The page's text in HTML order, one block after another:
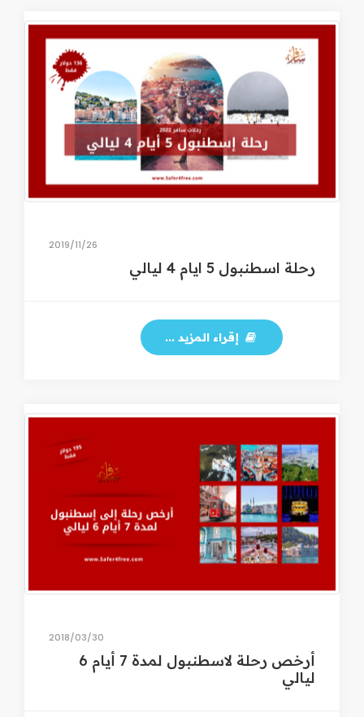
26‏/11‏/2019
رحلة اسطنبول 5 ايام 4 ليالي
إقراء المزيد ...
30‏/03‏/2018
أرخص رحلة لاسطنبول لمدة 7 أيام 6
ليالي